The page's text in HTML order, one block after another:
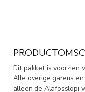
Dit pakket is voorzien
Alle overige garens
alleen de Alafosslopi